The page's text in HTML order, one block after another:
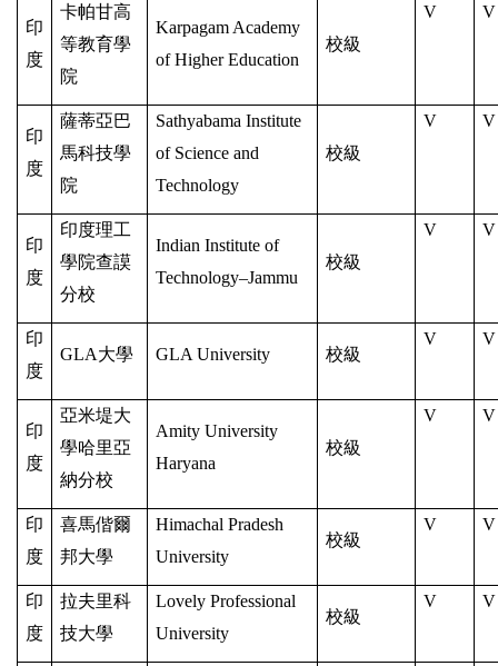
印
度
卡帕甘高
等教育學
院
Karpagam Academy
of Higher Education
校級
V V
印
度
薩蒂亞巴
馬科技學
院
Sathyabama Institute
of Science and
Technology
校級
V V
印
度
印度理工
學院查謨
分校
Indian Institute of
Technology–Jammu
校級
V V
印
度
GLA大學 GLA University 校級
V V
印
度
亞米堤大
學哈里亞
納分校
Amity University
Haryana
校級
V V
印
度
喜馬偕爾
邦大學
Himachal Pradesh
University
校級
V V
印
度
拉夫里科
技大學
Lovely Professional
University
校級
V V